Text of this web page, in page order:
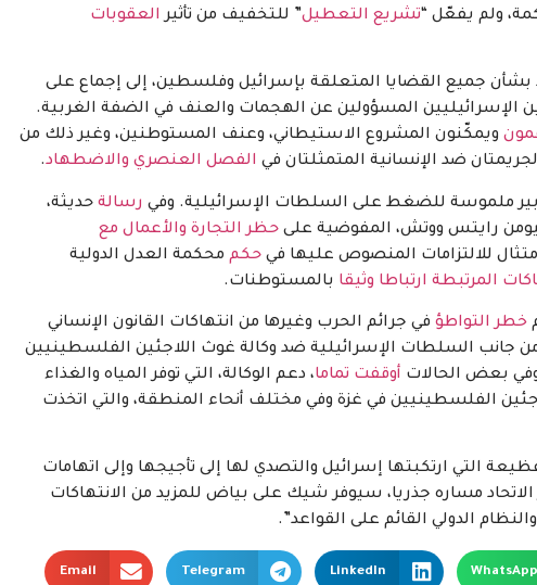
ولم يفعّل “تشريع التعطيل” للتخفيف من تأثير العقوبات
جميع القضايا المتعلقة بإسرائيل وفلسطين، إلى إجماع على
الإسرائيليين المسؤولين عن الهجمات والعنف في الضفة الغربية.
ويمكّنون المشروع الاستيطاني، وعنف المستوطنين، وغير ذلك من
ضد الإنسانية المتمثلتان في الفصل العنصري والاضطهاد.
ملموسة للضغط على السلطات الإسرائيلية. وفي رسالة حديثة،
حظر التجارة والأعمال مع
للالتزامات المنصوص عليها في حكم محكمة العدل الدولية
المرتبطة ارتباطا وثيقا بالمستوطنات.
خطر التواطؤ في جرائم الحرب وغيرها من انتهاكات القانون الإنساني
جانب السلطات الإسرائيلية ضد وكالة غوث اللاجئين الفلسطينيين
وفي بعض الحالات أوقفت تماما، دعم الوكالة، التي توفر المياه والغذاء
الفلسطينيين في غزة وفي مختلف أنحاء المنطقة، والتي اتخذت
التي ارتكبتها إسرائيل والتصدي لها إلى تأجيجها وإلى اتهامات
الاتحاد مساره جذريا، سيوفر شيك على بياض للمزيد من الانتهاكات
الدولي القائم على القواعد”.
WhatsApp
LinkedIn
Telegram
Email